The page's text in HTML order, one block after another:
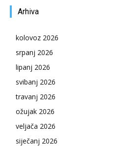
Arhiva
kolovoz 2026
srpanj 2026
lipanj 2026
svibanj 2026
travanj 2026
ožujak 2026
veljača 2026
siječanj 2026